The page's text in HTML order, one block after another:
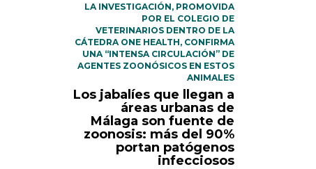
LA INVESTIGACIÓN, PROMOVIDA
POR EL COLEGIO DE
VETERINARIOS DENTRO DE LA
CÁTEDRA ONE HEALTH, CONFIRMA
UNA “INTENSA CIRCULACIÓN” DE
AGENTES ZOONÓSICOS EN ESTOS
ANIMALES
Los jabalíes que llegan a
áreas urbanas de
Málaga son fuente de
zoonosis: más del 90%
portan patógenos
infecciosos